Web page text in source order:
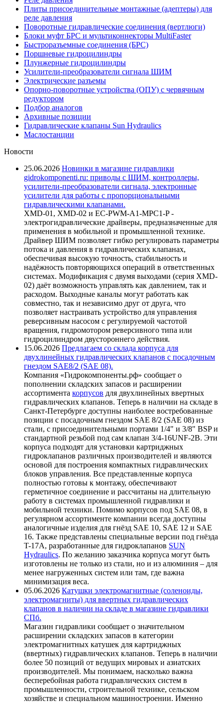
Плиты присоединительные монтажные (адептеры) для
реле давления
Поворотные гидравлические соединения (вертлюги)
Блоки муфт БРС и мультиконнекторы MultiFaster
Быстроразъемные соединения (БРС)
Поршневые гидроцилиндры
Плунжерные гидроцилиндры
Усилители-преобразователи сигнала ШИМ
Электрические разъемы
Опорно-поворотные устройства (ОПУ) с червячным
редуктором
Подбор аналогов
Архивные позиции
Гидравлические клапаны Sun Hydraulics
Маслостанции
Новости
25.06.2026 Новинки в магазине гидравлики
gidrokomponenti.ru: приводы с ШИМ, контроллеры,
усилители-преобразователи сигнала, электронные
усилители для работы с пропорциональными
гидравлическими клапанами.
XMD-01, XMD-02 и EC-PWM-A1-MPC1-P -
электрогидравлические драйверы, предназначенные для
применения в мобильной и промышленной технике.
Драйвер ШИМ позволяет гибко регулировать параметры
потока и давления в гидравлических клапанах,
обеспечивая высокую точность, стабильность и
надёжность повторяющихся операций в ответственных
системах. Модификация с двумя выходами (серия XMD-
02) даёт возможность управлять как давлением, так и
расходом. Выходные каналы могут работать как
совместно, так и независимо друг от друга, что
позволяет настраивать устройство для управления
реверсивным насосом с регулируемой частотой
вращения, гидромотором реверсивного типа или
гидроцилиндром двустороннего действия.
15.06.2026 Предлагаем со склада корпуса для
двухлинейных гидравлических клапанов с посадочным
гнездом SAE8/2 (SAE 08).
Компания «Гидрокомпоненты.рф» сообщает о
пополнении складских запасов и расширении
ассортимента корпусов для двухлинейных ввертных
гидравлических клапанов. Теперь в наличии на складе в
Санкт-Петербурге доступны наиболее востребованные
позиции с посадочным гнездом SAE 8/2 (SAE 08) из
стали, с присоединительными портами 1/4" и 3/8" BSP и
стандартной резьбой под сам клапан 3/4-16UNF-2B. Эти
корпуса подходят для установки картриджных
гидроклапанов различных производителей и являются
основой для построения компактных гидравлических
блоков управления. Все представленные корпуса
полностью готовы к монтажу, обеспечивают
герметичное соединение и рассчитаны на длительную
работу в системах промышленной гидравлики и
мобильной техники. Помимо корпусов под SAE 08, в
регулярном ассортименте компании всегда доступны
аналогичные изделия для гнёзд SAE 10, SAE 12 и SAE
16. Также представлены специальные версии под гнёзда
T-17A, разработанные для гидроклапанов SUN
Hydraulics. По желанию заказчика корпуса могут быть
изготовлены не только из стали, но и из алюминия – для
менее нагруженных систем или там, где важна
минимизация веса.
05.06.2026 Катушки электромагнитные (соленоиды,
электромагниты) для ввертных гидравлических
клапанов в наличии на складе в магазине гидравлики
СПб.
Магазин гидравлики сообщает о значительном
расширении складских запасов в категории
электромагнитных катушек для картриджных
(ввертных) гидравлических клапанов. Теперь в наличии
более 50 позиций от ведущих мировых и азиатских
производителей. Мы понимаем, насколько важна
бесперебойная работа гидравлических систем в
промышленности, строительной технике, сельском
хозяйстве и специальном машиностроении. Именно